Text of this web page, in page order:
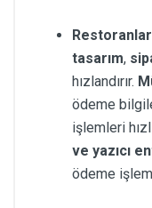
tasarım,
hızlandırır.
ödeme
işlemleri
ve yazıcı
ödeme